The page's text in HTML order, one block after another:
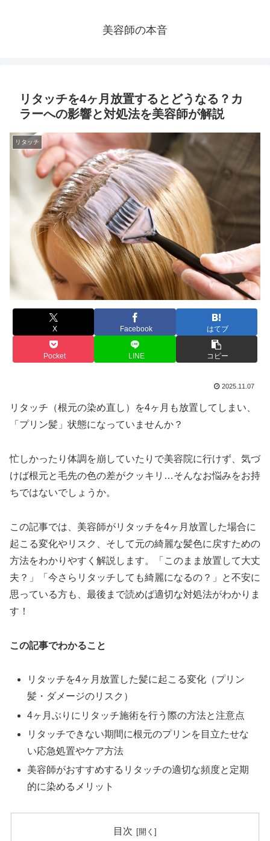
美容師の本音
リタッチを4ヶ月放置するとどうなる？カ
ラーへの影響と対処法を美容師が解説
リタッチ
X Facebook はてブ
Pocket LINE コピー
2025.11.07
リタッチ（根元の染め直し）を4ヶ月も放置してしまい、
「プリン髪」状態になっていませんか？
忙しかったり体調を崩していたりで美容院に行けず、気づ
けば根元と毛先の色の差がクッキリ…そんなお悩みをお持
ちではないでしょうか。
この記事では、美容師がリタッチを4ヶ月放置した場合に
起こる変化やリスク、そして元の綺麗な髪色に戻すための
方法をわかりやすく解説します。「このまま放置して大丈
夫？」「今さらリタッチしても綺麗になるの？」と不安に
思っている方も、最後まで読めば適切な対処法がわかりま
す！
この記事でわかること
リタッチを4ヶ月放置した髪に起こる変化（プリン
髪・ダメージのリスク）
4ヶ月ぶりにリタッチ施術を行う際の方法と注意点
リタッチできない期間に根元のプリンを目立たせな
い応急処置やケア方法
美容師がおすすめするリタッチの適切な頻度と定期
的に染めるメリット
目次